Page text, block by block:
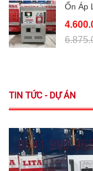
Ổn Áp
TIN TỨC - DỰ ÁN